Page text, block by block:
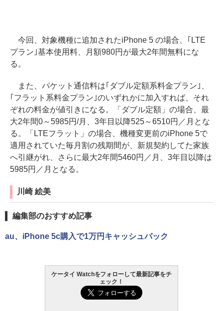
今回、対象機種に追加されたiPhone 5 の場合、｢LTE
プラン｣基本使用料、月額980円が最大2年間無料にな
る。
また、パケット通信料は｢ダブル定額系料金プラン｣、
｢フラット系料金プラン｣のいずれかに加入すれば、それ
ぞれの料金が値引きになる。「ダブル定額」の場合、最
大2年間0～5985円/月、3年目以降525～6510円／月とな
る。「LTEフラット」の場合、機種変更前のiPhone 5で
適用されていた毎月割の残期間が、新規契約してた家族
へ引継がれ、さらに最大2年間5460円／月、3年目以降は
5985円／月となる。
川崎 絵美
編集部のおすすめ記事
au、iPhone 5c購入で1万円キャッシュバック
ケータイ Watchをフォローして最新記事をチ
ェック！